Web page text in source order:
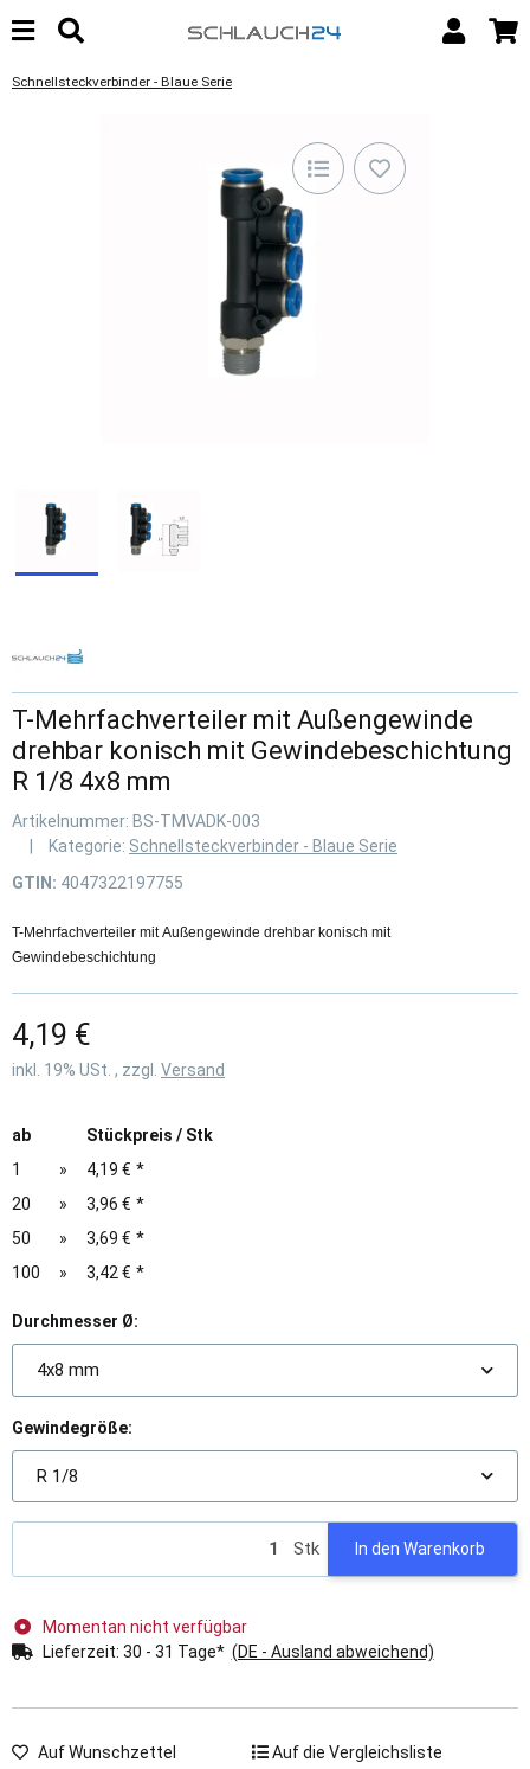
Schnellsteckverbinder - Blaue Serie
T-Mehrfachverteiler mit Außengewinde
drehbar konisch mit Gewindebeschichtung
R 1/8 4x8 mm
Artikelnummer: BS-TMVADK-003
Kategorie: Schnellsteckverbinder - Blaue Serie
GTIN: 4047322197755
T-Mehrfachverteiler mit Außengewinde drehbar konisch mit
Gewindebeschichtung
4,19 €
inkl. 19% USt. , zzgl. Versand
ab
Stückpreis / Stk
1
» 4,19 € *
20
» 3,96 € *
50
» 3,69 € *
100
» 3,42 € *
Durchmesser Ø:
4x8 mm
Gewindegröße:
R 1/8
Stk In den Warenkorb
Momentan nicht verfügbar
Lieferzeit: 30 - 31 Tage* (DE - Ausland abweichend)
Auf Wunschzettel Auf die Vergleichsliste